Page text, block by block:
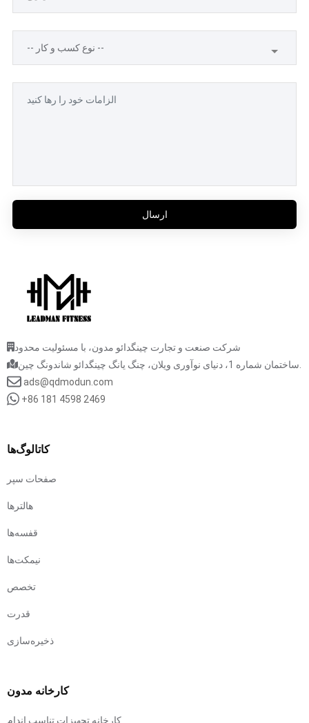
ارسال
شرکت صنعت و تجارت چینگدائو مدون، با مسئولیت محدود
ads@qdmodun.com
+86 181 4598 2469
کاتالوگ‌ها
صفحات سپر
هالترها
قفسه‌ها
نیمکت‌ها
تخصص
قدرت
ذخیره‌سازی
کارخانه مدون
کارخانه تجهیزات تناسب اندام